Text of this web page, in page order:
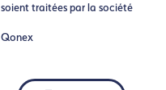
soient traitées par la société
Qonex